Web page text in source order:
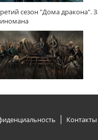
сезон "Дома дракона".
Контакты